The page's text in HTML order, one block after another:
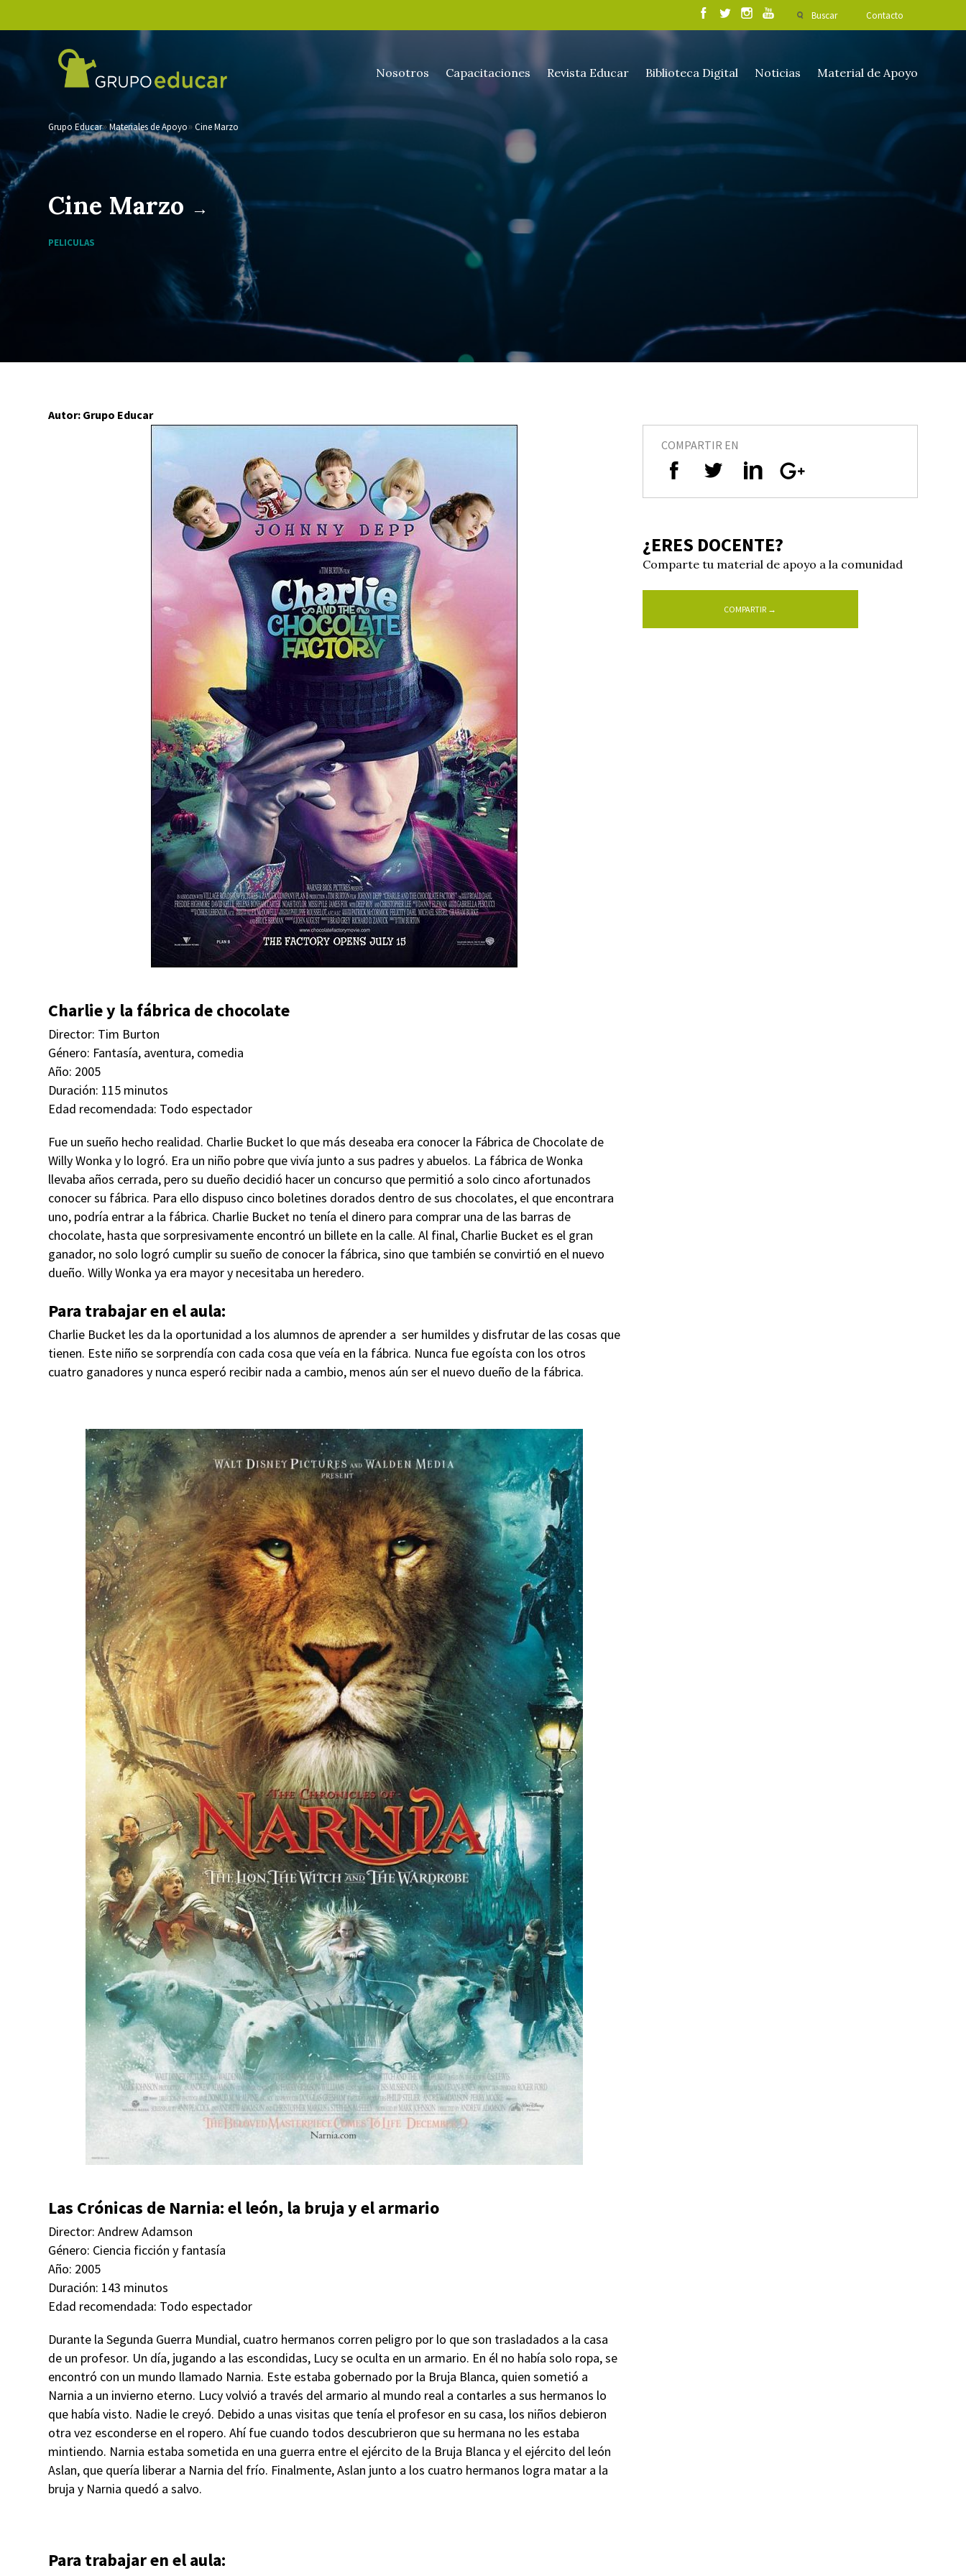
Buscar Contacto
Nosotros Capacitaciones Revista Educar Biblioteca Digital Noticias Material de Apoyo
Grupo Educar Materiales de Apoyo Cine Marzo
Cine Marzo →
PELICULAS
Autor: Grupo Educar
Charlie y la fábrica de chocolate
Director: Tim Burton
Género: Fantasía, aventura, comedia
Año: 2005
Duración: 115 minutos
Edad recomendada: Todo espectador
Fue un sueño hecho realidad. Charlie Bucket lo que más deseaba era conocer la Fábrica de Chocolate de
Willy Wonka y lo logró. Era un niño pobre que vivía junto a sus padres y abuelos. La fábrica de Wonka
llevaba años cerrada, pero su dueño decidió hacer un concurso que permitió a solo cinco afortunados
conocer su fábrica. Para ello dispuso cinco boletines dorados dentro de sus chocolates, el que encontrara
uno, podría entrar a la fábrica. Charlie Bucket no tenía el dinero para comprar una de las barras de
chocolate, hasta que sorpresivamente encontró un billete en la calle. Al final, Charlie Bucket es el gran
ganador, no solo logró cumplir su sueño de conocer la fábrica, sino que también se convirtió en el nuevo
dueño. Willy Wonka ya era mayor y necesitaba un heredero.
Para trabajar en el aula:
Charlie Bucket les da la oportunidad a los alumnos de aprender a ser humildes y disfrutar de las cosas que
tienen. Este niño se sorprendía con cada cosa que veía en la fábrica. Nunca fue egoísta con los otros
cuatro ganadores y nunca esperó recibir nada a cambio, menos aún ser el nuevo dueño de la fábrica.
Las Crónicas de Narnia: el león, la bruja y el armario
Director: Andrew Adamson
Género: Ciencia ficción y fantasía
Año: 2005
Duración: 143 minutos
Edad recomendada: Todo espectador
Durante la Segunda Guerra Mundial, cuatro hermanos corren peligro por lo que son trasladados a la casa
de un profesor. Un día, jugando a las escondidas, Lucy se oculta en un armario. En él no había solo ropa, se
encontró con un mundo llamado Narnia. Este estaba gobernado por la Bruja Blanca, quien sometió a
Narnia a un invierno eterno. Lucy volvió a través del armario al mundo real a contarles a sus hermanos lo
que había visto. Nadie le creyó. Debido a unas visitas que tenía el profesor en su casa, los niños debieron
otra vez esconderse en el ropero. Ahí fue cuando todos descubrieron que su hermana no les estaba
mintiendo. Narnia estaba sometida en una guerra entre el ejército de la Bruja Blanca y el ejército del león
Aslan, que quería liberar a Narnia del frío. Finalmente, Aslan junto a los cuatro hermanos logra matar a la
bruja y Narnia quedó a salvo.
Para trabajar en el aula:
COMPARTIR EN
¿ERES DOCENTE?
Comparte tu material de apoyo a la comunidad
COMPARTIR →